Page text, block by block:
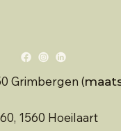
Grimbergen (
1560 Hoeilaart